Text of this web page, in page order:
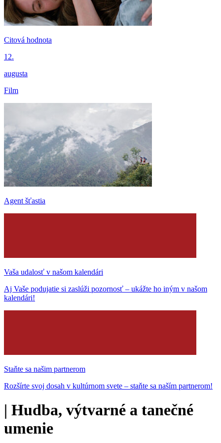
Citová hodnota
12.
augusta
Film
Agent šťastia
Vaša udalosť v našom kalendári
Aj Vaše podujatie si zaslúži pozornosť – ukážte ho iným v našom
kalendári!
Staňte sa našim partnerom
Rozšírte svoj dosah v kultúrnom svete – staňte sa naším partnerom!
| Hudba, výtvarné a tanečné
umenie